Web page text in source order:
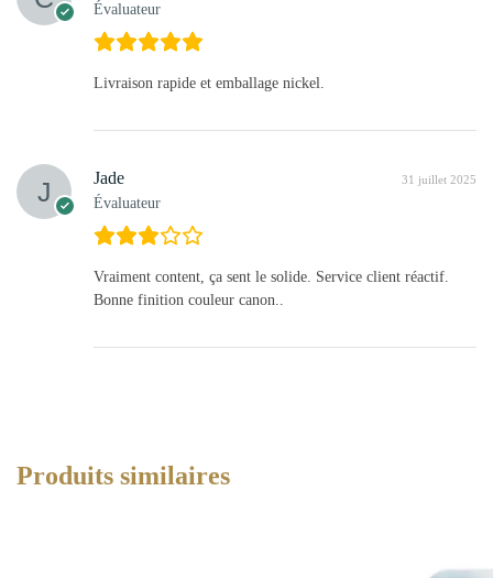
Évaluateur
Livraison rapide et emballage nickel.
Jade
Évaluateur
31 juillet 2025
Vraiment content, ça sent le solide. Service client réactif.
Bonne finition couleur canon..
Produits similaires